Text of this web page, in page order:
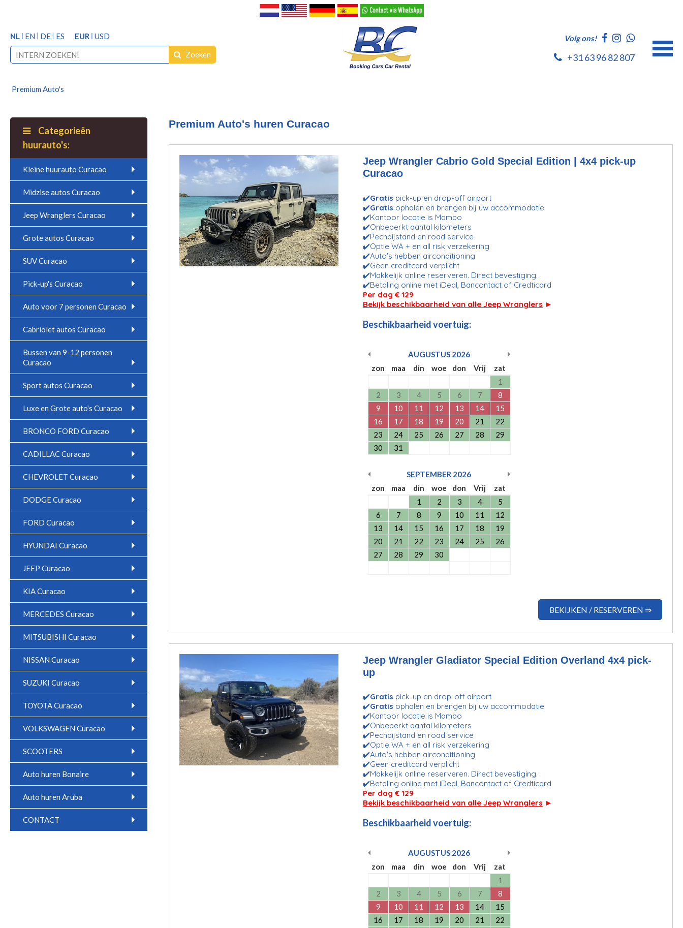
NL EN DE ES EUR USD
Zoeken
Volg ons!
+31 63 96 82 807
Premium Auto's
Categorieën
huurauto's:
Kleine huurauto Curacao
Midzise autos Curacao
Jeep Wranglers Curacao
Grote autos Curacao
SUV Curacao
Pick-up's Curacao
Auto voor 7 personen Curacao
Cabriolet autos Curacao
Bussen van 9-12 personen
Curacao
Sport autos Curacao
Luxe en Grote auto's Curacao
BRONCO FORD Curacao
CADILLAC Curacao
CHEVROLET Curacao
DODGE Curacao
FORD Curacao
HYUNDAI Curacao
JEEP Curacao
KIA Curacao
MERCEDES Curacao
MITSUBISHI Curacao
NISSAN Curacao
SUZUKI Curacao
TOYOTA Curacao
VOLKSWAGEN Curacao
SCOOTERS
Auto huren Bonaire
Auto huren Aruba
CONTACT
Premium Auto's huren Curacao
Jeep Wrangler Cabrio Gold Special Edition | 4x4 pick-up
Curacao
✔️Gratis pick-up en drop-off airport
✔️Gratis ophalen en brengen bij uw accommodatie
✔️Kantoor locatie is Mambo
✔️Onbeperkt aantal kilometers
✔️Pechbijstand en road service
✔️Optie WA + en all risk verzekering
✔️Auto's hebben airconditioning
✔️Geen creditcard verplicht
✔️Makkelijk online reserveren. Direct bevestiging.
✔️Betaling online met iDeal, Bancontact of Credticard
Per dag € 129
Bekijk beschikbaarheid van alle Jeep Wranglers ►
BEKIJKEN / RESERVEREN ⇒
Beschikbaarheid voertuig:
AUGUSTUS 2026
zon
maa din woe don Vrij
zat
1
2
3 4 5 6 7
8
9
10 11 12 13 14
15
16
17 18 19 20 21
22
23
24 25 26 27 28
29
30
31
SEPTEMBER 2026
zon
maa din woe don Vrij
zat
1
2 3 4
5
6
7 8 9 10 11
12
13
14 15 16 17 18
19
20
21 22 23 24 25
26
27
28 29 30
Jeep Wrangler Gladiator Special Edition Overland 4x4 pick-
up
✔️Gratis pick-up en drop-off airport
✔️Gratis ophalen en brengen bij uw accommodatie
✔️Kantoor locatie is Mambo
✔️Onbeperkt aantal kilometers
✔️Pechbijstand en road service
✔️Optie WA + en all risk verzekering
✔️Auto's hebben airconditioning
✔️Geen creditcard verplicht
✔️Makkelijk online reserveren. Direct bevestiging.
✔️Betaling online met iDeal, Bancontact of Credticard
Per dag € 129
Bekijk beschikbaarheid van alle Jeep Wranglers ►
Beschikbaarheid voertuig:
AUGUSTUS 2026
zon
maa din woe don Vrij
zat
1
2
3 4 5 6 7
8
9
10 11 12 13 14
15
16
17 18 19 20 21
22